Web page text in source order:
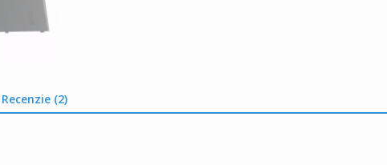
Recenzie (2)